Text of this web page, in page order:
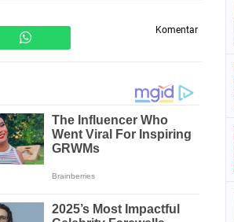
Komentar